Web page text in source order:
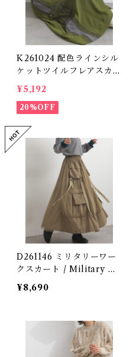
K261024 配色ラインシル
ケットツイルフレアスカー
ト / Color Line Silket T
will Flare Skirt
¥5,192
20%OFF
D261146 ミリタリーワー
クスカート / Military W
ork Skirt 【restock】
¥8,690